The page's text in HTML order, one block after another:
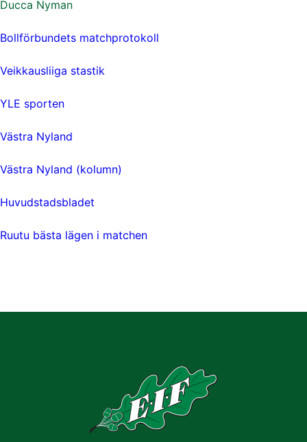
Ducca Nyman
Bollförbundets matchprotokoll
Veikkausliiga stastik
YLE sporten
Västra Nyland
Västra Nyland (kolumn)
Huvudstadsbladet
Ruutu bästa lägen i matchen